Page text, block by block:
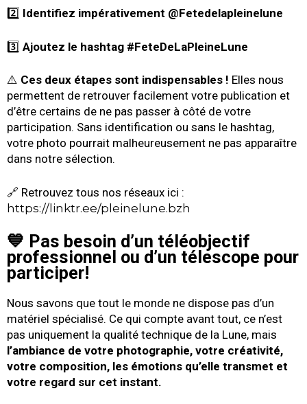
2️⃣ Identifiez impérativement @Fetedelapleinelune
3️⃣ Ajoutez le hashtag #FeteDeLaPleineLune
⚠️ Ces deux étapes sont indispensables ! Elles nous
permettent de retrouver facilement votre publication et
d’être certains de ne pas passer à côté de votre
participation. Sans identification ou sans le hashtag,
votre photo pourrait malheureusement ne pas apparaître
dans notre sélection.
🔗 Retrouvez tous nos réseaux ici :
https://linktr.ee/pleinelune.bzh
💙 Pas besoin d’un téléobjectif
professionnel ou d’un télescope pour
participer!
Nous savons que tout le monde ne dispose pas d’un
matériel spécialisé. Ce qui compte avant tout, ce n’est
pas uniquement la qualité technique de la Lune, mais
l’ambiance de votre photographie, votre créativité,
votre composition, les émotions qu’elle transmet et
votre regard sur cet instant.